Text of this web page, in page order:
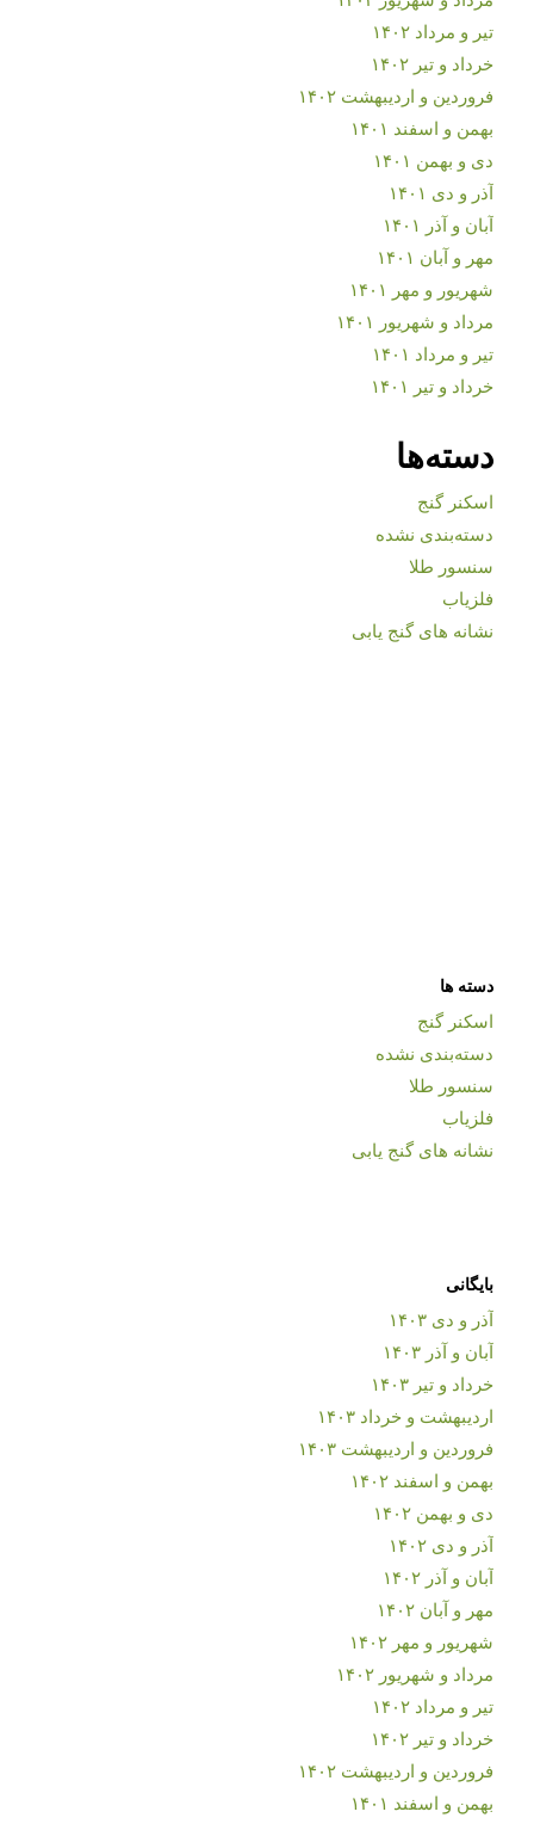
تیر و مرداد ۱۴۰۲
خرداد و تیر ۱۴۰۲
فروردین و اردیبهشت ۱۴۰۲
بهمن و اسفند ۱۴۰۱
دی و بهمن ۱۴۰۱
آذر و دی ۱۴۰۱
آبان و آذر ۱۴۰۱
مهر و آبان ۱۴۰۱
شهریور و مهر ۱۴۰۱
مرداد و شهریور ۱۴۰۱
تیر و مرداد ۱۴۰۱
خرداد و تیر ۱۴۰۱
دسته‌ها
اسکنر گنج
دسته‌بندی نشده
سنسور طلا
فلزیاب
نشانه های گنج یابی
دسته ها
اسکنر گنج
دسته‌بندی نشده
سنسور طلا
فلزیاب
نشانه های گنج یابی
بایگانی
آذر و دی ۱۴۰۳
آبان و آذر ۱۴۰۳
خرداد و تیر ۱۴۰۳
اردیبهشت و خرداد ۱۴۰۳
فروردین و اردیبهشت ۱۴۰۳
بهمن و اسفند ۱۴۰۲
دی و بهمن ۱۴۰۲
آذر و دی ۱۴۰۲
آبان و آذر ۱۴۰۲
مهر و آبان ۱۴۰۲
شهریور و مهر ۱۴۰۲
مرداد و شهریور ۱۴۰۲
تیر و مرداد ۱۴۰۲
خرداد و تیر ۱۴۰۲
فروردین و اردیبهشت ۱۴۰۲
بهمن و اسفند ۱۴۰۱